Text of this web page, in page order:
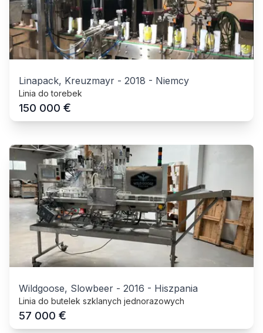
Linapack, Kreuzmayr - 2018 - Niemcy
Linia do torebek
150 000 €
Wildgoose, Slowbeer - 2016 - Hiszpania
Linia do butelek szklanych jednorazowych
57 000 €